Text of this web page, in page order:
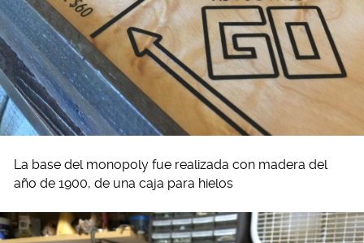
La base del monopoly fue realizada con madera del
año de 1900, de una caja para hielos